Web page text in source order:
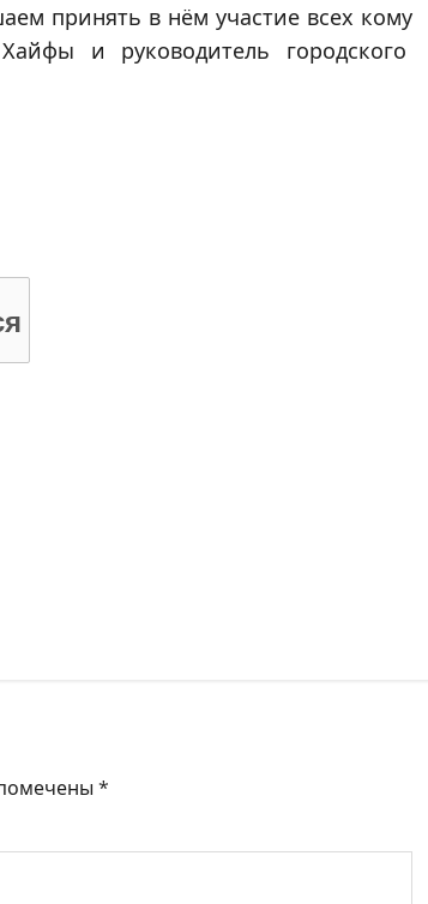
принять в нём участие всех кому
и руководитель городского
*